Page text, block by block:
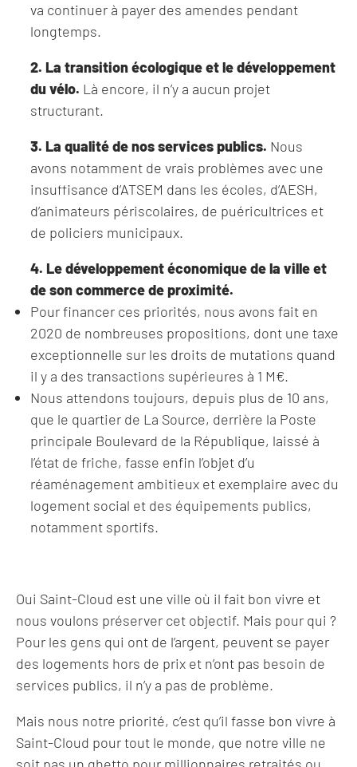
va continuer à payer des amendes pendant
longtemps.
2. La transition écologique et le développement
du vélo. Là encore, il n’y a aucun projet
structurant.
3. La qualité de nos services publics. Nous
avons notamment de vrais problèmes avec une
insuffisance d’ATSEM dans les écoles, d’AESH,
d’animateurs périscolaires, de puéricultrices et
de policiers municipaux.
4. Le développement économique de la ville et
de son commerce de proximité.
Pour financer ces priorités, nous avons fait en
2020 de nombreuses propositions, dont une taxe
exceptionnelle sur les droits de mutations quand
il y a des transactions supérieures à 1 M€.
Nous attendons toujours, depuis plus de 10 ans,
que le quartier de La Source, derrière la Poste
principale Boulevard de la République, laissé à
l’état de friche, fasse enfin l’objet d’u
réaménagement ambitieux et exemplaire avec du
logement social et des équipements publics,
notamment sportifs.
Oui Saint-Cloud est une ville où il fait bon vivre et
nous voulons préserver cet objectif. Mais pour qui ?
Pour les gens qui ont de l’argent, peuvent se payer
des logements hors de prix et n’ont pas besoin de
services publics, il n’y a pas de problème.
Mais nous notre priorité, c’est qu’il fasse bon vivre à
Saint-Cloud pour tout le monde, que notre ville ne